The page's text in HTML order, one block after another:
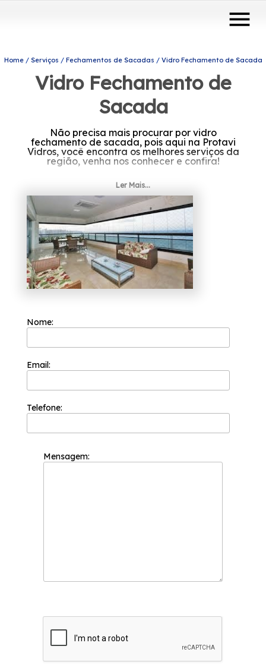
menu
Home Serviços Fechamentos de Sacadas Vidro Fechamento de Sacada
Vidro Fechamento de
Sacada
Não precisa mais procurar por vidro
fechamento de sacada, pois aqui na Protavi
Vidros, você encontra os melhores serviços da
região, venha nos conhecer e confira!
Contamos com profissionais experientes e por
isso, podemos garantir a total satisfação de
todos os nossos clientes.
Ler Mais...
Nome:
Email:
Telefone:
Mensagem: